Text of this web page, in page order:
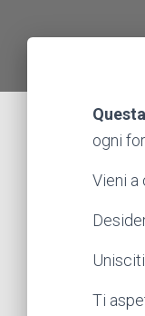
ogni
Vieni a
Unisciti
Ti